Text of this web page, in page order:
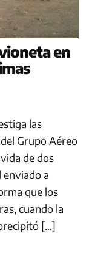
en
las
Grupo Aéreo
de dos
enviado a
que los
cuando la
[…]